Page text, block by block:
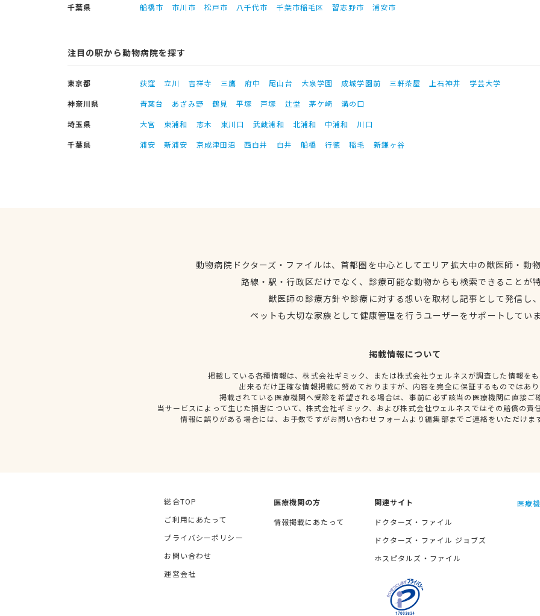
千葉県
船橋市 市川市 松戸市 八千代市 千葉市稲毛区 習志野市 浦安市
注目の駅から動物病院を探す
東京都 荻窪 立川 吉祥寺 三鷹 府中 尾山台 大泉学園 成城学園前 三軒茶屋 上石神井
学芸大学
神奈川県
青葉台 あざみ野 鶴見 平塚 戸塚 辻堂 茅ケ崎
溝の口
埼玉県
大宮 東浦和 志木 東川口 武蔵浦和 北浦和 中浦和
川口
千葉県
浦安 新浦安 京成津田沼 西白井 白井 船橋 行徳 稲毛 新鎌ヶ谷
動物病院ドクターズ・ファイルは、首都圏を中心としてエリア拡大中の獣医師・動
路線・駅・行政区だけでなく、診療可能な動物からも検索できることが
獣医師の診療方針や診療に対する想いを取材し記事として発信し
ペットも大切な家族として健康管理を行うユーザーをサポートしてい
掲載情報について
掲載している各種情報は、株式会社ギミック、または株式会社ウェルネスが調査した情報を
出来るだけ正確な情報掲載に努めておりますが、内容を完全に保証するものではあ
掲載されている医療機関へ受診を希望される場合は、事前に必ず該当の医療機関に直接ご
当サービスによって生じた損害について、株式会社ギミック、および株式会社ウェルネスではその賠償の責
情報に誤りがある場合には、お手数ですがお問い合わせフォームより編集部までご連絡をいただけま
総合TOP
ご利用にあたって
プライバシーポリシー
お問い合わせ
運営会社
医療機関の方
情報掲載にあたって
関連サイト
ドクターズ・ファイル
ドクターズ・ファイル ジョブズ
ホスピタルズ・ファイル
医療